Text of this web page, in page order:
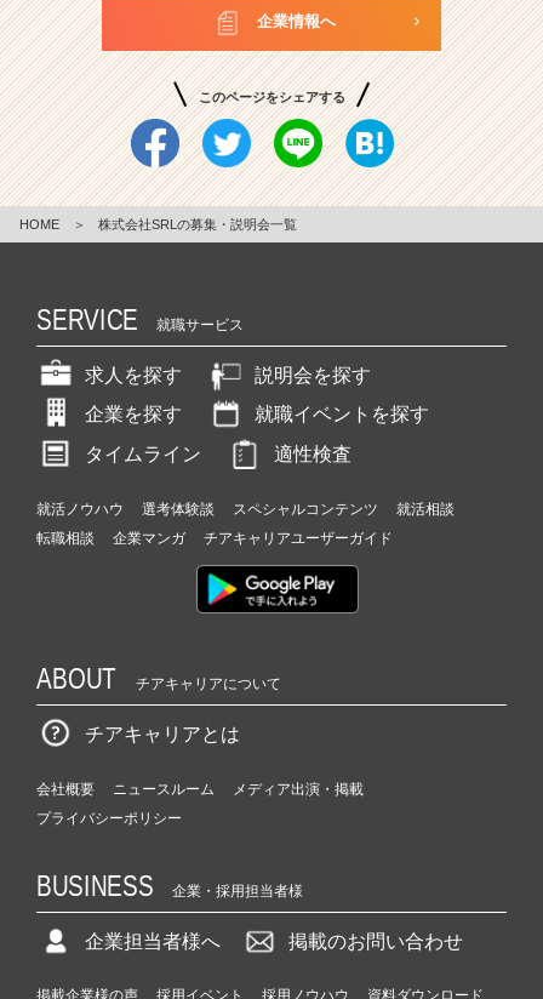
企業情報へ
このページをシェアする
HOME ＞ 株式会社SRLの募集・説明会一覧
SERVICE 就職サービス
求人を探す
説明会を探す
企業を探す
就職イベントを探す
タイムライン
適性検査
就活ノウハウ 選考体験談 スペシャルコンテンツ
就活相談
転職相談
企業マンガ チアキャリアユーザーガイド
ABOUT チアキャリアについて
チアキャリアとは
会社概要 ニュースルーム
メディア出演・掲載
プライバシーポリシー
BUSINESS 企業・採用担当者様
企業担当者様へ 掲載のお問い合わせ